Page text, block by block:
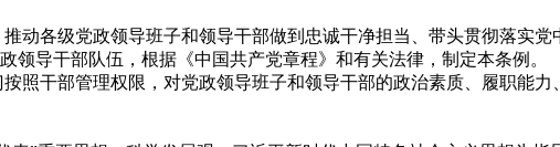
各级党政领导班子和领导干部做到忠诚干净担当、带头贯彻落实党
导干部队伍，根据《中国共产党章程》和有关法律，制定本条例。
干部管理权限，对党政领导班子和领导干部的政治素质、履职能力